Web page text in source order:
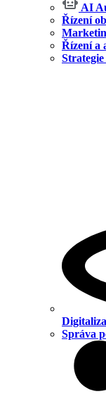
AI
Řízení
Řízení a
Správa